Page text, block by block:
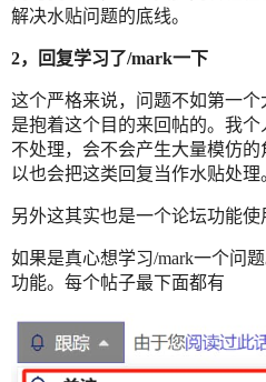
解决水贴问题的底线。
2，回复学习了/mark一下
这个严格来说，问题不如第一
是抱着这个目的来回帖的。我
不处理，会不会产生大量模仿
以也会把这类回复当作水贴处理
另外这其实也是一个论坛功能使
如果是真心想学习/mark一个问
功能。每个帖子最下面都有